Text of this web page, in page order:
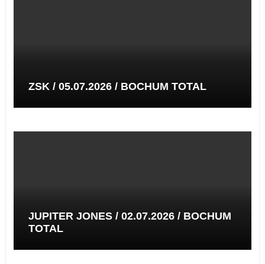
ZSK / 05.07.2026 / BOCHUM TOTAL
JUPITER JONES / 02.07.2026 / BOCHUM
TOTAL